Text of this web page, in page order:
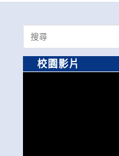
Search
for:
校園影片